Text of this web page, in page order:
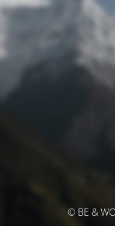
© BE &